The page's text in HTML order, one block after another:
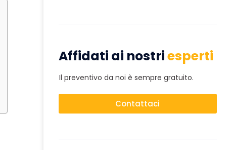
Affidati ai nostriesperti
Il preventivo da noi è sempre gratuito.
Contattaci